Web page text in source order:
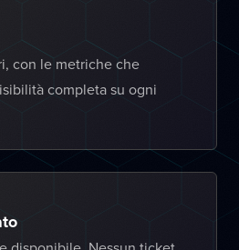
con le metriche che
completa su ogni